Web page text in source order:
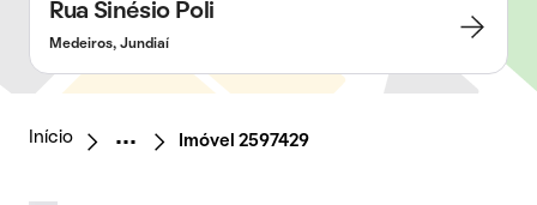
Rua Sinésio Poli
Medeiros, Jundiaí
Início Imóvel 2597429